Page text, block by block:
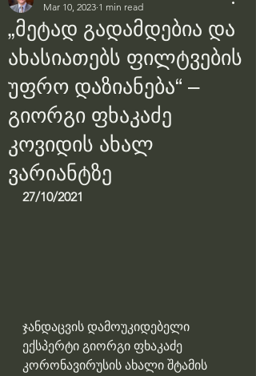
„მეტად გადამდებია და
ახასიათებს ფილტვების
უფრო დაზიანება“ –
გიორგი ფხაკაძე
კოვიდის ახალ
ვარიანტზე
Mar 10, 2023 1 min read
27/10/2021
ჯანდაცვის დამოუკიდებელი
ექსპერტი გიორგი ფხაკაძე
კორონავირუსის ახალი შტამის